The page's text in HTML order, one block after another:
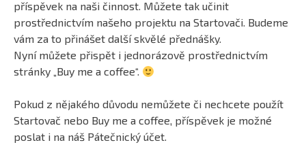
příspěvek na naši činnost. Můžete tak učinit
prostřednictvím našeho projektu na Startovači. Budeme
vám za to přinášet další skvělé přednášky.
Nyní můžete přispět i jednorázově prostřednictvím
stránky „Buy me a coffee“.
Pokud z nějakého důvodu nemůžete či nechcete použít
Startovač nebo Buy me a coffee, příspěvek je možné
poslat i na náš Pátečnický účet.